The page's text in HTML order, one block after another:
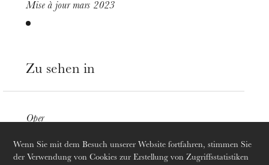
Wenn Sie mit dem Besuch unserer Website fortfahren, stimmen Sie
der Verwendung von Cookies zur Erstellung von Zugriffsstatistiken
Mise à jour mars 2023
Zu sehen in
Oper
24März 30 Apr. 2023
Strasbourg · Mulhouse · Colmar